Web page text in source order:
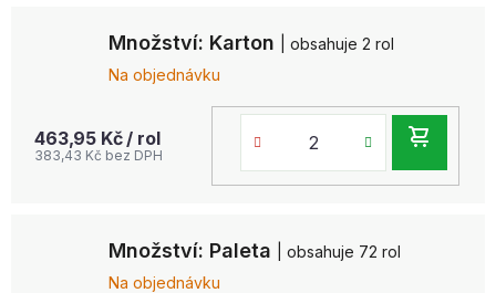
Množství: Karton
| obsahuje 2 rol
Na objednávku
463,95 Kč / rol
383,43 Kč bez DPH
Množství: Paleta
| obsahuje 72 rol
Na objednávku